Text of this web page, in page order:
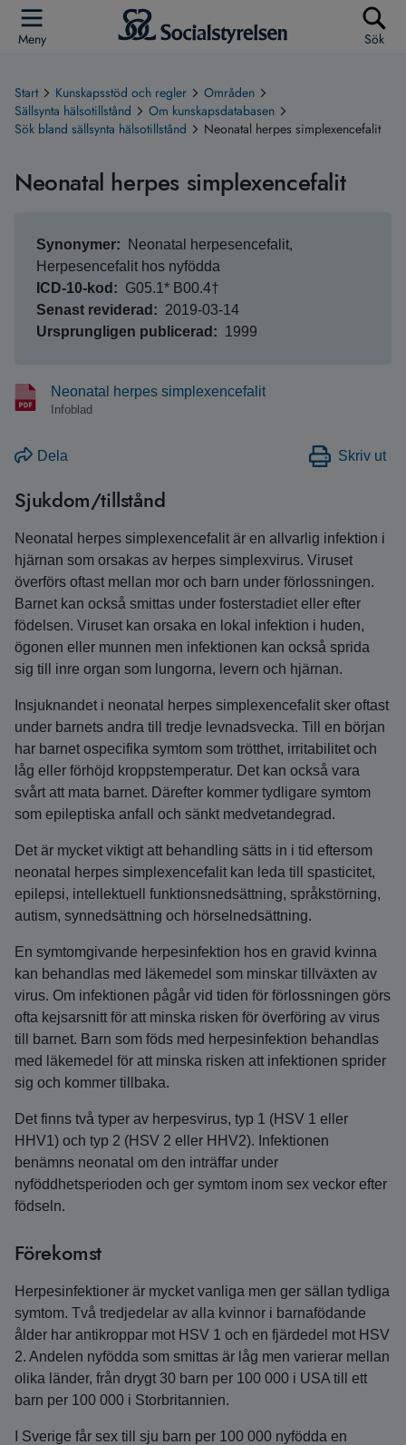
Meny Sök
Start Kunskapsstöd och regler
Områden
Sällsynta hälsotillstånd
Om kunskapsdatabasen
Sök bland sällsynta hälsotillstånd
Neonatal herpes simplexencefalit
Neonatal herpes simplexencefalit
Synonymer
Neonatal herpesencefalit,
Herpesencefalit hos nyfödda
ICD-10-kod G05.1* B00.4†
Senast reviderad 2019-03-14
Ursprungligen publicerad 1999
Neonatal herpes simplexencefalit
Infoblad
Dela Skriv ut
Sjukdom/tillstånd
Neonatal herpes simplexencefalit är en allvarlig infektion i
hjärnan som orsakas av herpes simplexvirus. Viruset
överförs oftast mellan mor och barn under förlossningen.
Barnet kan också smittas under fosterstadiet eller efter
födelsen. Viruset kan orsaka en lokal infektion i huden,
ögonen eller munnen men infektionen kan också sprida
sig till inre organ som lungorna, levern och hjärnan.
Insjuknandet i neonatal herpes simplexencefalit sker oftast
under barnets andra till tredje levnadsvecka. Till en början
har barnet ospecifika symtom som trötthet, irritabilitet och
låg eller förhöjd kroppstemperatur. Det kan också vara
svårt att mata barnet. Därefter kommer tydligare symtom
som epileptiska anfall och sänkt medvetandegrad.
Det är mycket viktigt att behandling sätts in i tid eftersom
neonatal herpes simplexencefalit kan leda till spasticitet,
epilepsi, intellektuell funktionsnedsättning, språkstörning,
autism, synnedsättning och hörselnedsättning.
En symtomgivande herpesinfektion hos en gravid kvinna
kan behandlas med läkemedel som minskar tillväxten av
virus. Om infektionen pågår vid tiden för förlossningen görs
ofta kejsarsnitt för att minska risken för överföring av virus
till barnet. Barn som föds med herpesinfektion behandlas
med läkemedel för att minska risken att infektionen sprider
sig och kommer tillbaka.
Det finns två typer av herpesvirus, typ 1 (HSV 1 eller
HHV1) och typ 2 (HSV 2 eller HHV2). Infektionen
benämns neonatal om den inträffar under
nyföddhetsperioden och ger symtom inom sex veckor efter
födseln.
Förekomst
Herpesinfektioner är mycket vanliga men ger sällan tydliga
symtom. Två tredjedelar av alla kvinnor i barnafödande
ålder har antikroppar mot HSV 1 och en fjärdedel mot HSV
2. Andelen nyfödda som smittas är låg men varierar mellan
olika länder, från drygt 30 barn per 100 000 i USA till ett
barn per 100 000 i Storbritannien.
I Sverige får sex till sju barn per 100 000 nyfödda en